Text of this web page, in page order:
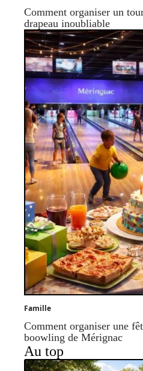
Comment organiser un
drapeau inoubliable
Famille
Comment organiser une
boowling de Mérignac
Au top